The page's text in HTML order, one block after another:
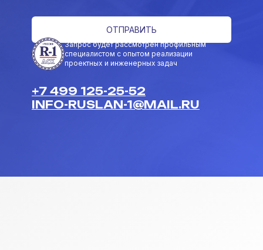
ОТПРАВИТЬ
+7 499 125-25-52
INFO-RUSLAN-1@MAIL.RU
Запрос будет рассмотрен профильным
специалистом с опытом реализации
проектных и инженерных задач